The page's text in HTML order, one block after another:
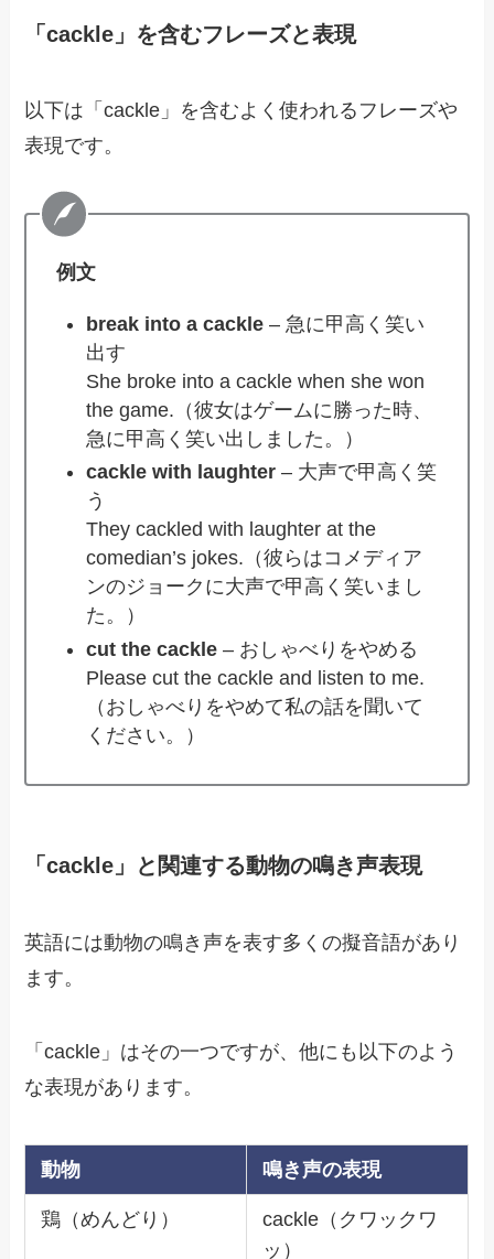
「cackle」を含むフレーズと表現
以下は「cackle」を含むよく使われるフレーズや
表現です。
例文
break into a cackle – 急に甲高く笑い
出す
She broke into a cackle when she won
the game.（彼女はゲームに勝った時、
急に甲高く笑い出しました。）
cackle with laughter – 大声で甲高く笑
う
They cackled with laughter at the
comedian’s jokes.（彼らはコメディア
ンのジョークに大声で甲高く笑いまし
た。）
cut the cackle – おしゃべりをやめる
Please cut the cackle and listen to me.
（おしゃべりをやめて私の話を聞いて
ください。）
「cackle」と関連する動物の鳴き声表現
英語には動物の鳴き声を表す多くの擬音語があり
ます。
「cackle」はその一つですが、他にも以下のよう
な表現があります。
動物 鳴き声の表現
鶏（めんどり）
cackle（クワックワ
ッ）